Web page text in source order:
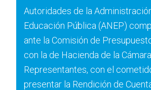
Autoridades de la
Educación Pública (ANEP)
ante la Comisión de
con la de Hacienda de la
Representantes, con el
presentar la Rendición de